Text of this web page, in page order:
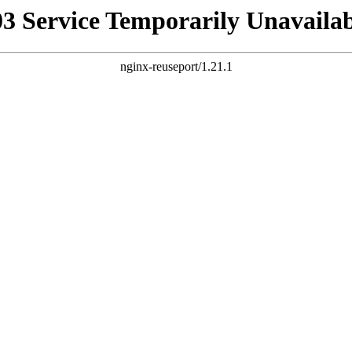
Service Temporarily
nginx-reuseport/1.21.1